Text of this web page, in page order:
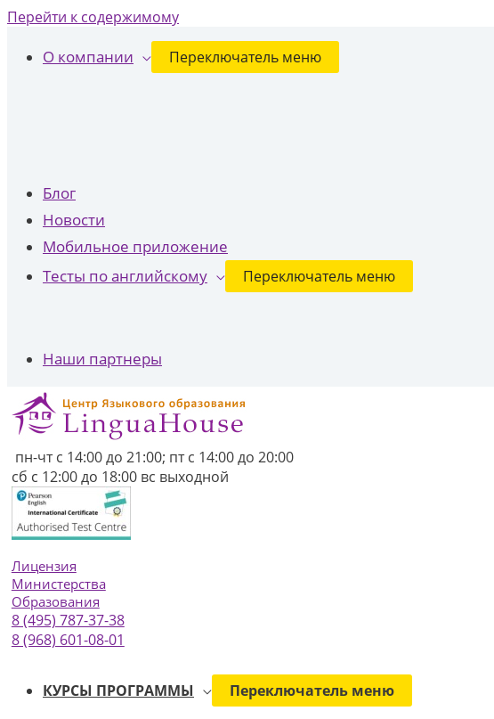
Перейти к содержимому
О компании Переключатель меню
Блог
Новости
Мобильное приложение
Тесты по английскому
Переключатель меню
Наши партнеры
пн-чт с 14:00 до 21:00; пт с 14:00 до 20:00
сб с 12:00 до 18:00 вс выходной
Лицензия
Министерства
Образования
8 (495) 787-37-38
8 (968) 601-08-01
КУРСЫ ПРОГРАММЫ Переключатель меню